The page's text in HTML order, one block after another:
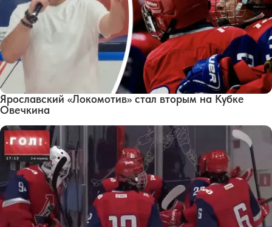
Ярославский «Локомотив» стал вторым на Кубке
Овечкина